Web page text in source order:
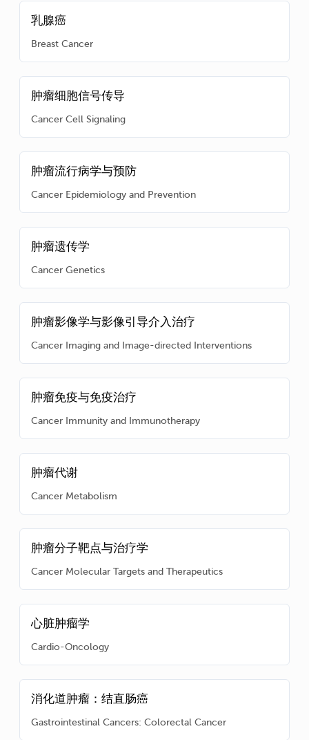
乳腺癌
Breast Cancer
肿瘤细胞信号传导
Cancer Cell Signaling
肿瘤流行病学与预防
Cancer Epidemiology and Prevention
肿瘤遗传学
Cancer Genetics
肿瘤影像学与影像引导介入治疗
Cancer Imaging and Image-directed Interventions
肿瘤免疫与免疫治疗
Cancer Immunity and Immunotherapy
肿瘤代谢
Cancer Metabolism
肿瘤分子靶点与治疗学
Cancer Molecular Targets and Therapeutics
心脏肿瘤学
Cardio-Oncology
消化道肿瘤：结直肠癌
Gastrointestinal Cancers: Colorectal Cancer